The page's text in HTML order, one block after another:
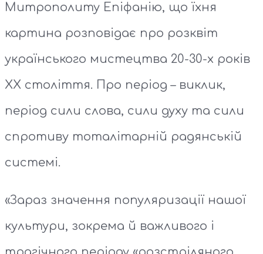
Митрополиту Епіфанію, що їхня
картина розповідає про розквіт
українського мистецтва 20-30-х років
XX століття. Про період – виклик,
період сили слова, сили духу та сили
спротиву тоталітарній радянській
системі.
«Зараз значення популяризації нашої
культури, зокрема й важливого і